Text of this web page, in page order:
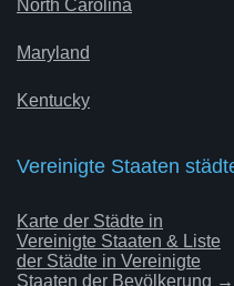
North Carolina
Maryland
Kentucky
Vereinigte Staaten
Karte der Städte in
Vereinigte Staaten & Liste
der Städte in Vereinigte
Staaten der Bevölkerung →